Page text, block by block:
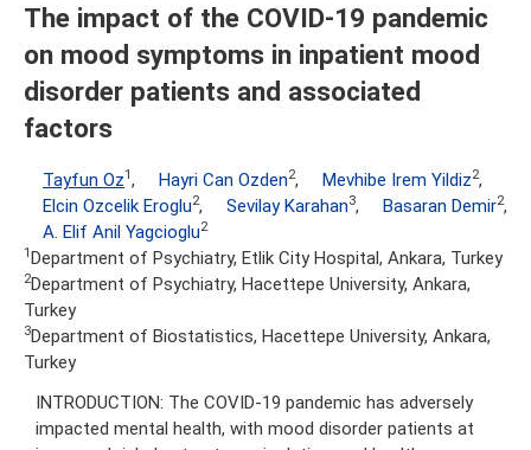
The impact of the COVID-19 pandemic
on mood symptoms in inpatient mood
disorder patients and associated
factors
Tayfun Oz1, Hayri Can Ozden2, Mevhibe Irem Yildiz2,
Elcin Ozcelik Eroglu2, Sevilay Karahan3, Basaran Demir2,
A. Elif Anil Yagcioglu2
1Department of Psychiatry, Etlik City Hospital, Ankara, Turkey
2Department of Psychiatry, Hacettepe University, Ankara,
Turkey
3Department of Biostatistics, Hacettepe University, Ankara,
Turkey
INTRODUCTION: The COVID-19 pandemic has adversely
impacted mental health, with mood disorder patients at